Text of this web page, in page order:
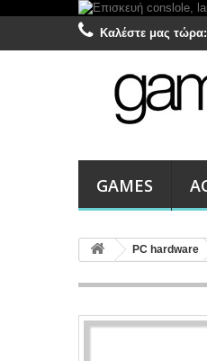
Καλέστε μας τώρα:
GAMES
PC hardware